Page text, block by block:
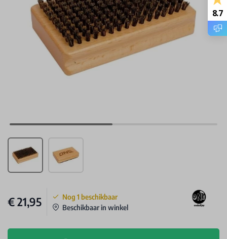
€ 21,95 Nog 1 beschikbaar
Beschikbaar in winkel
8.7